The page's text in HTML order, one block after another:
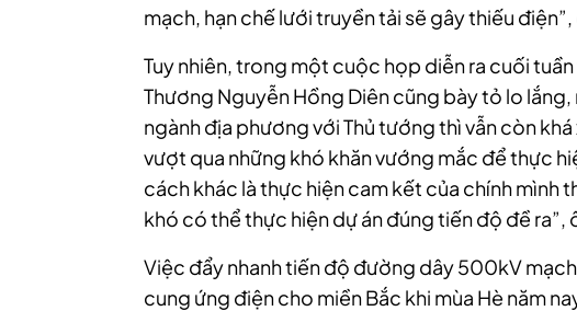
mạch, hạn chế lưới truyền tải sẽ gây thiếu
Tuy nhiên, trong một cuộc họp diễn ra cuối
Thương Nguyễn Hồng Diên cũng bày tỏ lo
ngành địa phương với Thủ tướng thì vẫn còn
vượt qua những khó khăn vướng mắc để thực
cách khác là thực hiện cam kết của chính mình
khó có thể thực hiện dự án đúng tiến độ đề ra”,
Việc đẩy nhanh tiến độ đường dây 500kV
cung ứng điện cho miền Bắc khi mùa Hè năm